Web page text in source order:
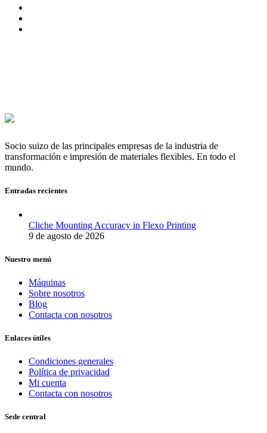
Socio suizo de las principales empresas de la industria de
transformación e impresión de materiales flexibles. En todo el
mundo.
Entradas recientes
Cliche Mounting Accuracy in Flexo Printing
9 de agosto de 2026
Nuestro menú
Máquinas
Sobre nosotros
Blog
Contacta con nosotros
Enlaces útiles
Condiciones generales
Política de privacidad
Mi cuenta
Contacta con nosotros
Sede central